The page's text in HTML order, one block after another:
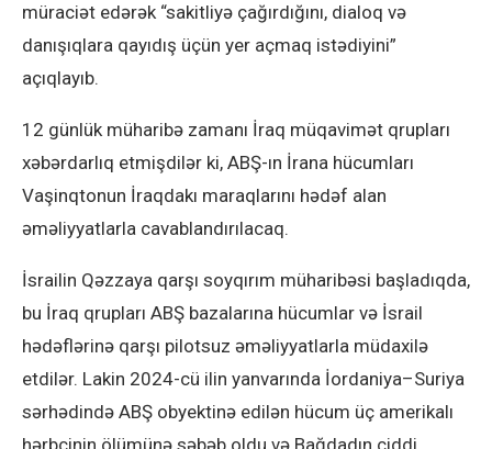
müraciət edərək “sakitliyə çağırdığını, dialoq və
danışıqlara qayıdış üçün yer açmaq istədiyini”
açıqlayıb.
12 günlük müharibə zamanı İraq müqavimət qrupları
xəbərdarlıq etmişdilər ki, ABŞ-ın İrana hücumları
Vaşinqtonun İraqdakı maraqlarını hədəf alan
əməliyyatlarla cavablandırılacaq.
İsrailin Qəzzaya qarşı soyqırım müharibəsi başladıqda,
bu İraq qrupları ABŞ bazalarına hücumlar və İsrail
hədəflərinə qarşı pilotsuz əməliyyatlarla müdaxilə
etdilər. Lakin 2024-cü ilin yanvarında İordaniya–Suriya
sərhədində ABŞ obyektinə edilən hücum üç amerikalı